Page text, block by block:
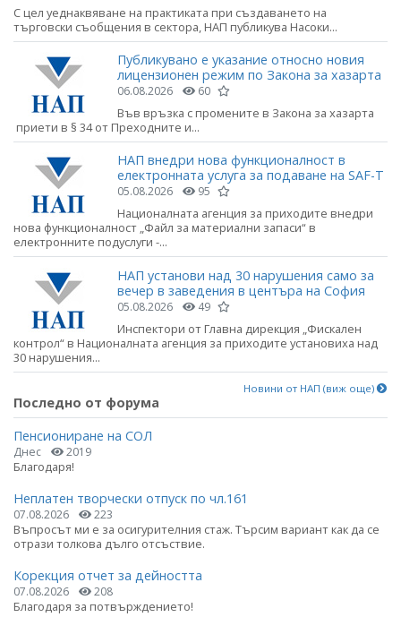
С цел уеднаквяване на практиката при създаването на
търговски съобщения в сектора, НАП публикува Насоки...
Публикувано е указание относно новия
лицензионен режим по Закона за хазарта
06.08.2026 60
Във връзка с промените в Закона за хазарта
приети в § 34 от Преходните и...
НАП внедри нова функционалност в
електронната услуга за подаване на SAF-T
05.08.2026 95
Националната агенция за приходите внедри
нова функционалност „Файл за материални запаси“ в
електронните подуслуги -...
НАП установи над 30 нарушения само за
вечер в заведения в центъра на София
05.08.2026 49
Инспектори от Главна дирекция „Фискален
контрол“ в Националната агенция за приходите установиха над
30 нарушения...
Новини от НАП (виж още)
Последно от форума
Пенсиониране на СОЛ
Днес 2019
Благодаря!
Неплатен творчески отпуск по чл.161
07.08.2026 223
Въпросът ми е за осигурителния стаж. Търсим вариант как да се
отрази толкова дълго отсъствие.
Корекция отчет за дейността
07.08.2026 208
Благодаря за потвърждението!